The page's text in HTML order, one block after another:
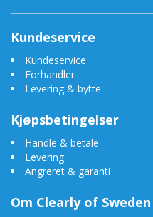
Kundeservice
Kundeservice
Forhandler
Levering & bytte
Kjøpsbetingelser
Handle & betale
Levering
Angreret & garanti
Om Clearly of Sweden